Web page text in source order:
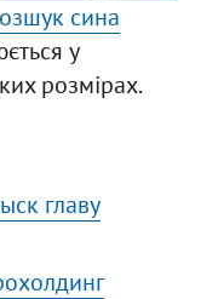
сина
у
розмірах.
главу